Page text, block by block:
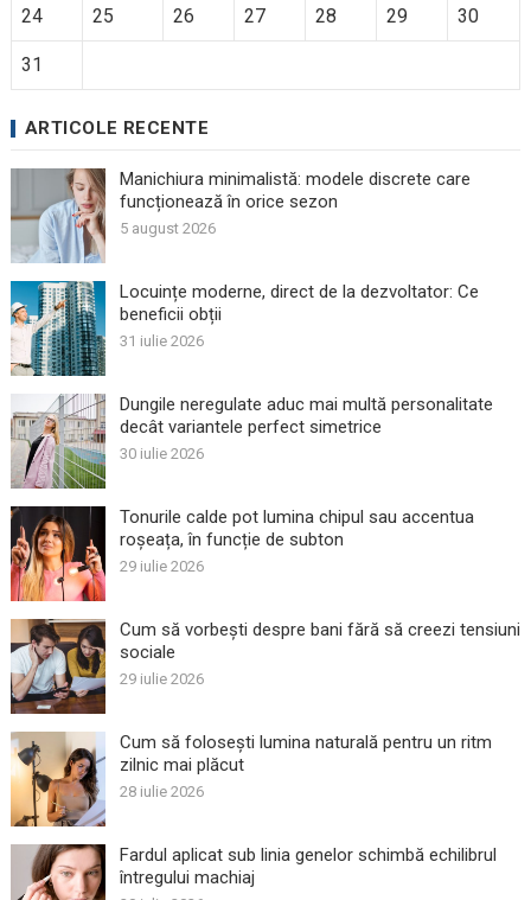
24 25 26 27 28 29 30
31
ARTICOLE RECENTE
Manichiura minimalistă: modele discrete care
funcționează în orice sezon
5 august 2026
Locuințe moderne, direct de la dezvoltator: Ce
beneficii obții
31 iulie 2026
Dungile neregulate aduc mai multă personalitate
decât variantele perfect simetrice
30 iulie 2026
Tonurile calde pot lumina chipul sau accentua
roșeața, în funcție de subton
29 iulie 2026
Cum să vorbești despre bani fără să creezi tensiuni
sociale
29 iulie 2026
Cum să folosești lumina naturală pentru un ritm
zilnic mai plăcut
28 iulie 2026
Fardul aplicat sub linia genelor schimbă echilibrul
întregului machiaj